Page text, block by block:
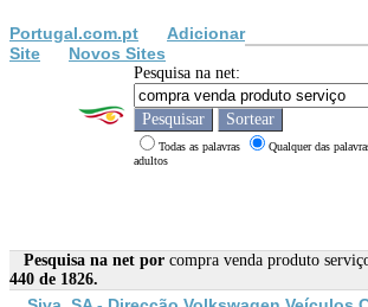
Portugal.com.pt
Adicionar
Site
Novos Sites
Pesquisa na net:
Todas as palavras Qualquer das
adultos
Pesquisa na net por compra venda produto
440 de 1826.